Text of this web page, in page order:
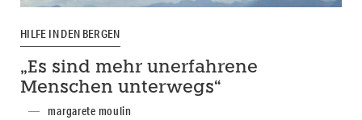
HILFE IN DEN BERGEN
„Es sind mehr unerfahrene
Menschen unterwegs“
margarete moulin